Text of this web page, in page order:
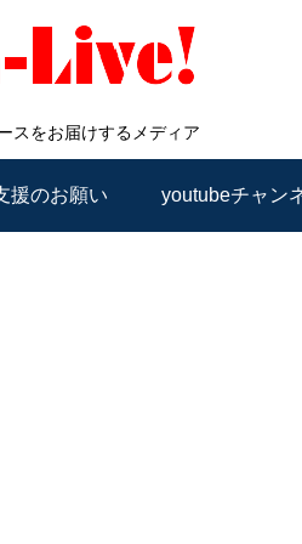
スをお届けするメディア
援のお願い youtubeチャン